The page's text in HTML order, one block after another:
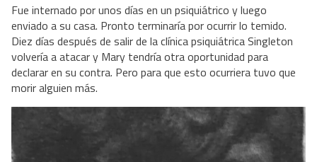
Fue internado por unos días en un psiquiátrico y luego
enviado a su casa. Pronto terminaría por ocurrir lo temido.
Diez días después de salir de la clínica psiquiátrica Singleton
volvería a atacar y Mary tendría otra oportunidad para
declarar en su contra. Pero para que esto ocurriera tuvo que
morir alguien más.